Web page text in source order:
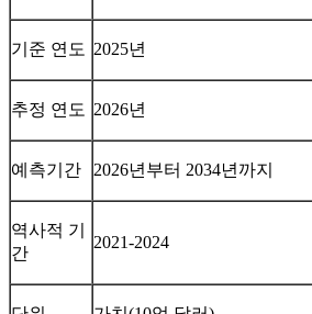
기준 연도 2025년
추정 연도 2026년
예측기간 2026년부터 2034년까지
역사적 기
간
2021-2024